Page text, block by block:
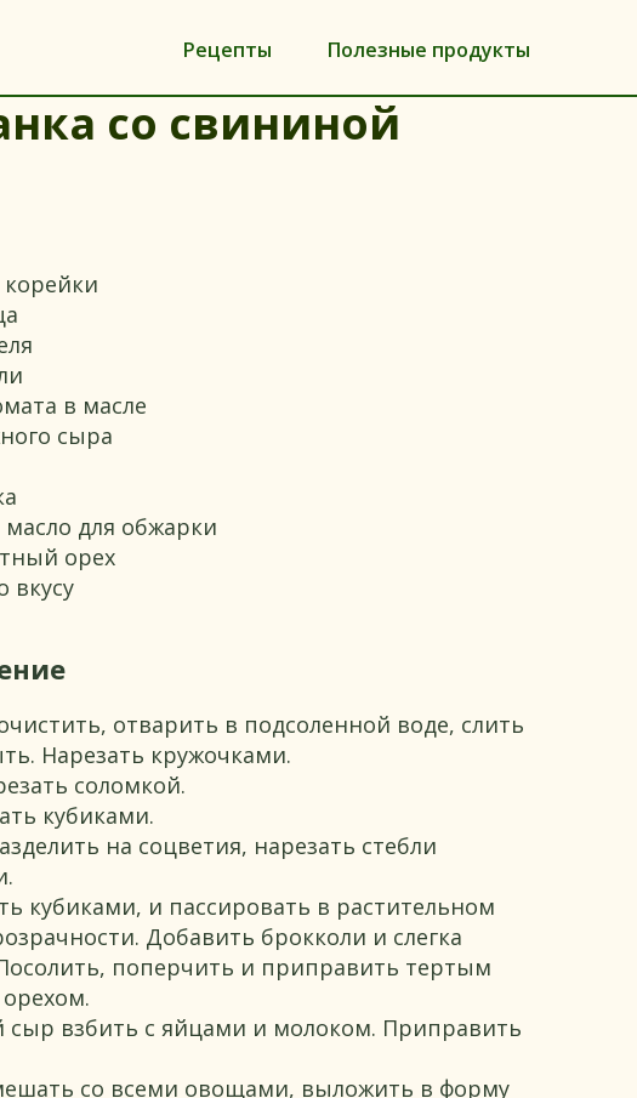
Рецепты Полезные продукты
со свининой
корейки
в масле
сыра
масло для обжарки
орех
вкусу
отварить в подсоленной воде, слить
Нарезать кружочками.
соломкой.
кубиками.
на соцветия, нарезать стебли
кубиками, и пассировать в растительном
Добавить брокколи и слегка
поперчить и приправить тертым
взбить с яйцами и молоком. Приправить
со всеми овощами, выложить в форму